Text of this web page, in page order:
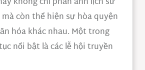
còn thể hiện sự hòa quyện
hóa khác nhau. Một trong
nổi bật là các lễ hội truyền